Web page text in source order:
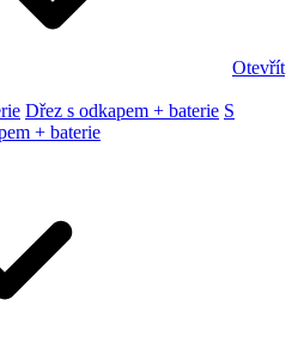
Otevřít
Dřez s odkapem + baterie S
+ baterie